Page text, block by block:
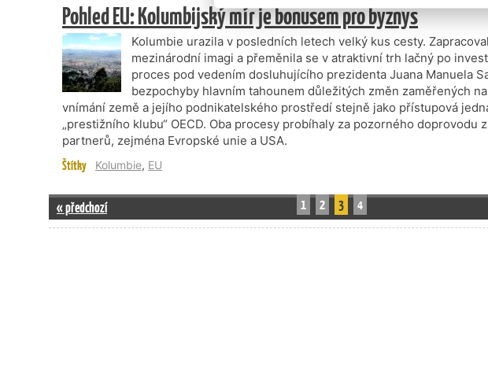
Pohled EU: Kolumbijský mír je bonusem pro byznys
Kolumbie urazila v posledních letech velký kus cesty.
mezinárodní imagi a přeměnila se v atraktivní trh lačný po
proces pod vedením dosluhujícího prezidenta Juana Manuela
bezpochyby hlavním tahounem důležitých změn zaměřených
vnímání země a jejího podnikatelského prostředí stejně jako přístupová
„prestižního klubu“ OECD. Oba procesy probíhaly za pozorného doprovodu
partnerů, zejména Evropské unie a USA.
Štítky Kolumbie, EU
« předchozí 1 2 3 4